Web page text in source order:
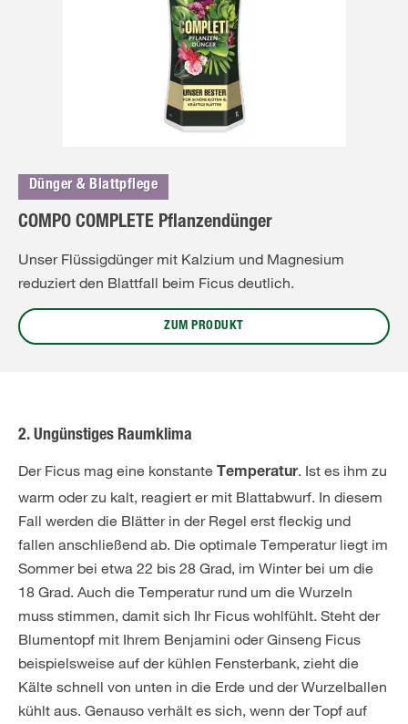
Dünger & Blattpflege
COMPO COMPLETE Pflanzendünger
Unser Flüssigdünger mit Kalzium und Magnesium
reduziert den Blattfall beim Ficus deutlich.
ZUM PRODUKT
2. Ungünstiges Raumklima
Der Ficus mag eine konstante Temperatur. Ist es ihm zu
warm oder zu kalt, reagiert er mit Blattabwurf. In diesem
Fall werden die Blätter in der Regel erst fleckig und
fallen anschließend ab. Die optimale Temperatur liegt im
Sommer bei etwa 22 bis 28 Grad, im Winter bei um die
18 Grad. Auch die Temperatur rund um die Wurzeln
muss stimmen, damit sich Ihr Ficus wohlfühlt. Steht der
Blumentopf mit Ihrem Benjamini oder Ginseng Ficus
beispielsweise auf der kühlen Fensterbank, zieht die
Kälte schnell von unten in die Erde und der Wurzelballen
kühlt aus. Genauso verhält es sich, wenn der Topf auf